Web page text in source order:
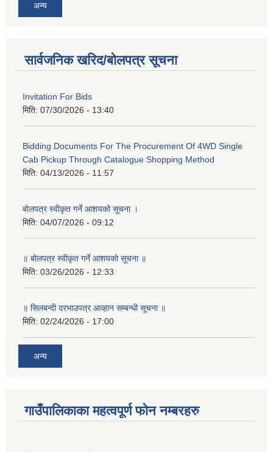
अन्य
सार्वजनिक खरिद/बोलपत्र सूचना
Invitation For Bids
मिति: 07/30/2026 - 13:40
Bidding Documents For The Procurement Of 4WD Single
Cab Pickup Through Catalogue Shopping Method
मिति: 04/13/2026 - 11:57
बोलपत्र स्वीकृत गर्ने आशयको सूचना ।
मिति: 04/07/2026 - 09:12
॥ बोलपत्र स्वीकृत गर्ने आशयको सूचना ॥
मिति: 03/26/2026 - 12:33
॥ सिलबन्दी दरभाउपत्र आव्हान सम्बन्धी सूचना ॥
मिति: 02/24/2026 - 17:00
अन्य
गाउँपालिकाका महत्वपूर्ण फोन नम्बरहरु